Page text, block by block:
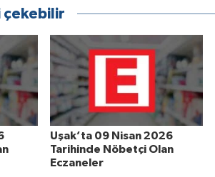
çekebilir
Uşak’ta 09 Nisan 2026
Tarihinde Nöbetçi Olan
Eczaneler